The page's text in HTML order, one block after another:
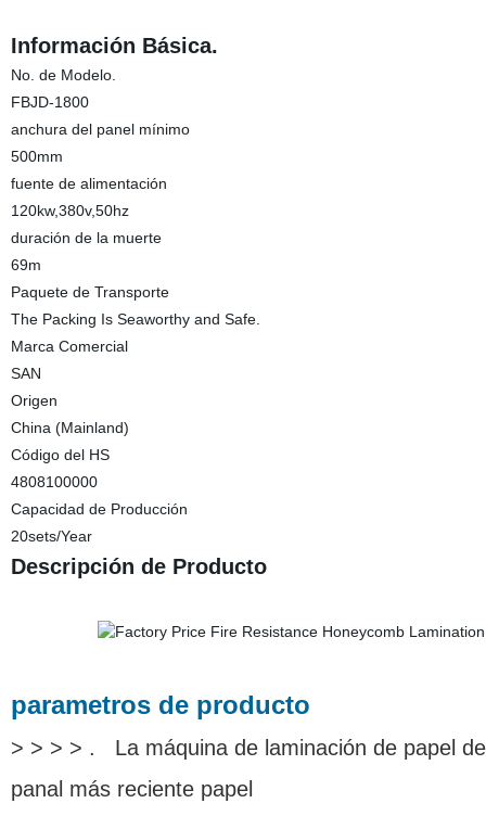
Información Básica.
No. de Modelo.
FBJD-1800
anchura del panel mínimo
500mm
fuente de alimentación
120kw,380v,50hz
duración de la muerte
69m
Paquete de Transporte
The Packing Is Seaworthy and Safe.
Marca Comercial
SAN
Origen
China (Mainland)
Código del HS
4808100000
Capacidad de Producción
20sets/Year
Descripción de Producto
parametros de producto
> > > > . La máquina de laminación de papel
panal más reciente papel